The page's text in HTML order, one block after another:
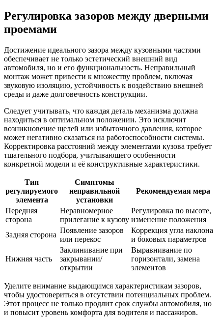
Регулировка зазоров между дверными
проемами
Достижение идеального зазора между кузовными частями
обеспечивает не только эстетический внешний вид
автомобиля, но и его функциональность. Неправильный
монтаж может привести к множеству проблем, включая
звуковую изоляцию, устойчивость к воздействию внешней
среды и даже долговечность конструкции.
Следует учитывать, что каждая деталь механизма должна
находиться в оптимальном положении. Это исключит
возникновение щелей или избыточного давления, которое
может негативно сказаться на работоспособности системы.
Корректировка расстояний между элементами кузова требует
тщательного подбора, учитывающего особенности
конкретной модели и её конструктивные характеристики.
Тип
регулируемого
элемента
Симптомы
неправильной
установки
Рекомендуемая мера
Передняя
сторона
Неравномерное
прилегание к кузову
Регулировка по высоте,
изменение положения
Задняя сторона
Появление зазоров
или перекос
Коррекция угла наклона
и боковых параметров
Нижняя часть
Заклинивание при
закрывании/
открытии
Выравнивание по
горизонтали, замена
элементов
Уделите внимание выдающимся характеристикам зазоров,
чтобы удостовериться в отсутствии потенциальных проблем.
Этот процесс не только продлит срок службы автомобиля, но
и повысит уровень комфорта для водителя и пассажиров.